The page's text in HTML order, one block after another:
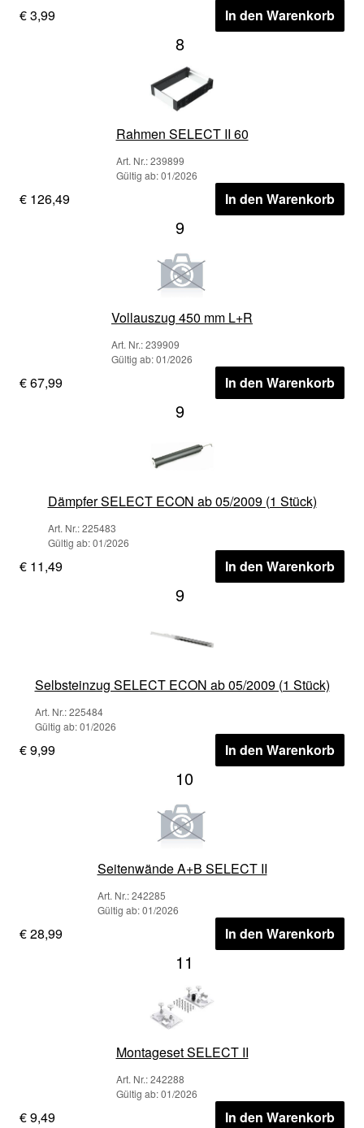
€ 3,99 In den Warenkorb
8
Rahmen SELECT II 60
Art. Nr.: 239899
Gültig ab: 01/2026
€ 126,49 In den Warenkorb
9
Vollauszug 450 mm L+R
Art. Nr.: 239909
Gültig ab: 01/2026
€ 67,99 In den Warenkorb
9
Dämpfer SELECT ECON ab 05/2009 (1 Stück)
Art. Nr.: 225483
Gültig ab: 01/2026
€ 11,49 In den Warenkorb
9
Selbsteinzug SELECT ECON ab 05/2009 (1 Stück)
Art. Nr.: 225484
Gültig ab: 01/2026
€ 9,99 In den Warenkorb
10
Seitenwände A+B SELECT II
Art. Nr.: 242285
Gültig ab: 01/2026
€ 28,99 In den Warenkorb
11
Montageset SELECT II
Art. Nr.: 242288
Gültig ab: 01/2026
€ 9,49 In den Warenkorb